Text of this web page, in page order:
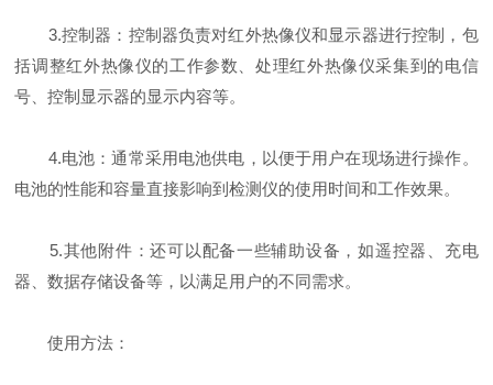
3.控制器：控制器负责对红外热像仪和显示器进行控制，包
括调整红外热像仪的工作参数、处理红外热像仪采集到的电信
号、控制显示器的显示内容等。
4.电池：通常采用电池供电，以便于用户在现场进行操作。
电池的性能和容量直接影响到检测仪的使用时间和工作效果。
5.其他附件：还可以配备一些辅助设备，如遥控器、充电
器、数据存储设备等，以满足用户的不同需求。
使用方法：